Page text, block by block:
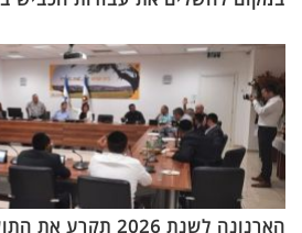
הארנונה לשנת 2026 תקרע את התושבים